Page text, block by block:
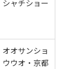
シャチショー
オオサンショ
ウウオ・京都